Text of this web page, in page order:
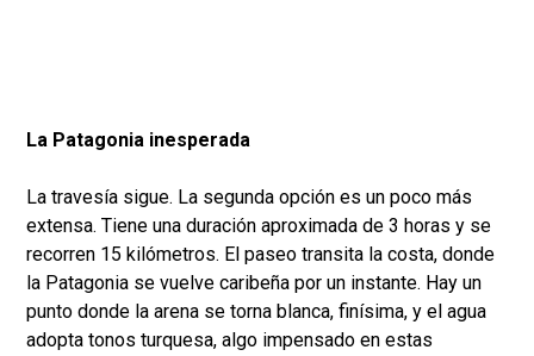
La Patagonia inesperada
La travesía sigue. La segunda opción es un poco más
extensa. Tiene una duración aproximada de 3 horas y se
recorren 15 kilómetros. El paseo transita la costa, donde
la Patagonia se vuelve caribeña por un instante. Hay un
punto donde la arena se torna blanca, finísima, y el agua
adopta tonos turquesa, algo impensado en estas